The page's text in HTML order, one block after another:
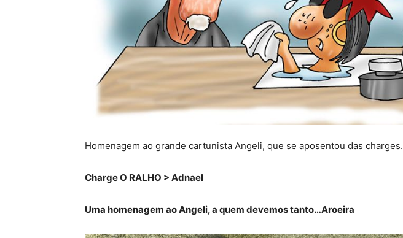
Homenagem ao grande cartunista Angeli, que se aposentou das charges.
Charge O RALHO > Adnael
Uma homenagem ao Angeli, a quem devemos tanto…Aroeira